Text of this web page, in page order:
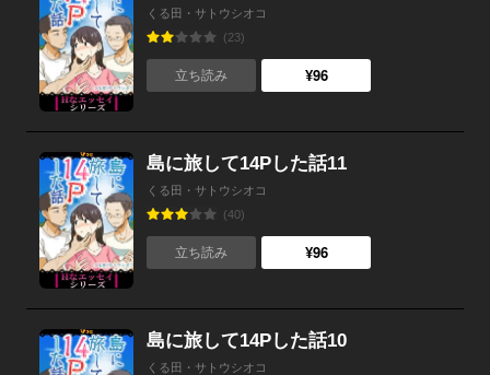
くる田・サトウシオコ
(23)
立ち読み ¥96
島に旅して14Pした話11
くる田・サトウシオコ
(40)
立ち読み ¥96
島に旅して14Pした話10
くる田・サトウシオコ